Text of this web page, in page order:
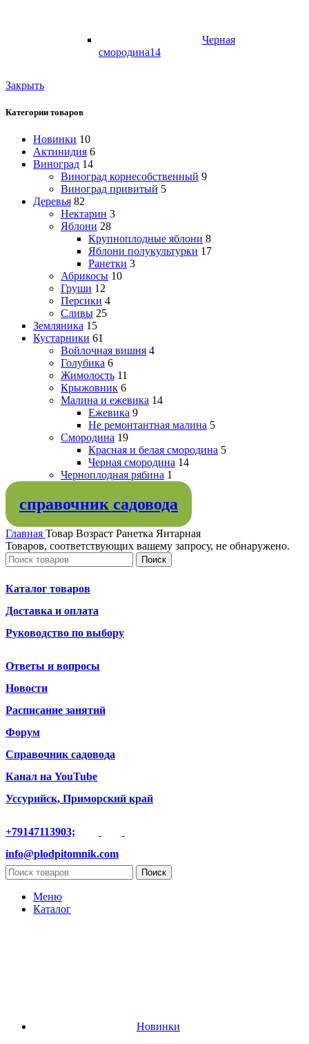
Черная
смородина14
Закрыть
Категории товаров
Новинки 10
Актинидия 6
Виноград 14
Виноград корнесобственный 9
Виноград привитый 5
Деревья 82
Нектарин 3
Яблони 28
Крупноплодные яблони 8
Яблони полукультурки 17
Ранетки 3
Абрикосы 10
Груши 12
Персики 4
Сливы 25
Земляника 15
Кустарники 61
Войлочная вишня 4
Голубика 6
Жимолость 11
Крыжовник 6
Малина и ежевика 14
Ежевика 9
Не ремонтантная малина 5
Смородина 19
Красная и белая смородина 5
Черная смородина 14
Черноплодная рябина 1
справочник садовода
Главная Товар Возраст Ранетка Янтарная
Товаров, соответствующих вашему запросу, не обнаружено.
Поиск
Каталог товаров
Доставка и оплата
Руководство по выбору
Ответы и вопросы
Новости
Расписание занятий
Форум
Справочник садовода
Канал на YouTube
Уссурийск, Приморский край
+79147113903;
info@plodpitomnik.com
Поиск
Меню
Каталог
Новинки